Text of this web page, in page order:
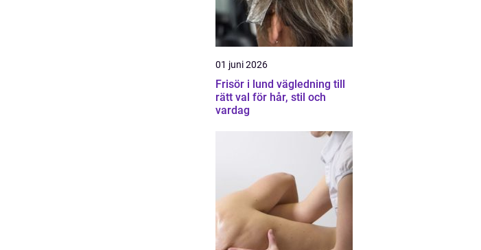
01 juni 2026
Frisör i lund vägledning till
rätt val för hår, stil och
vardag